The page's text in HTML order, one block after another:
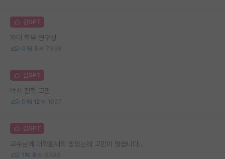
김GPT
자대 학부 연구생
0 3 7938
김GPT
박사 진학 고민
0 12 1927
김GPT
교수님께 대학원제의 받았는데 고민이 많습니다..
1 8 6396